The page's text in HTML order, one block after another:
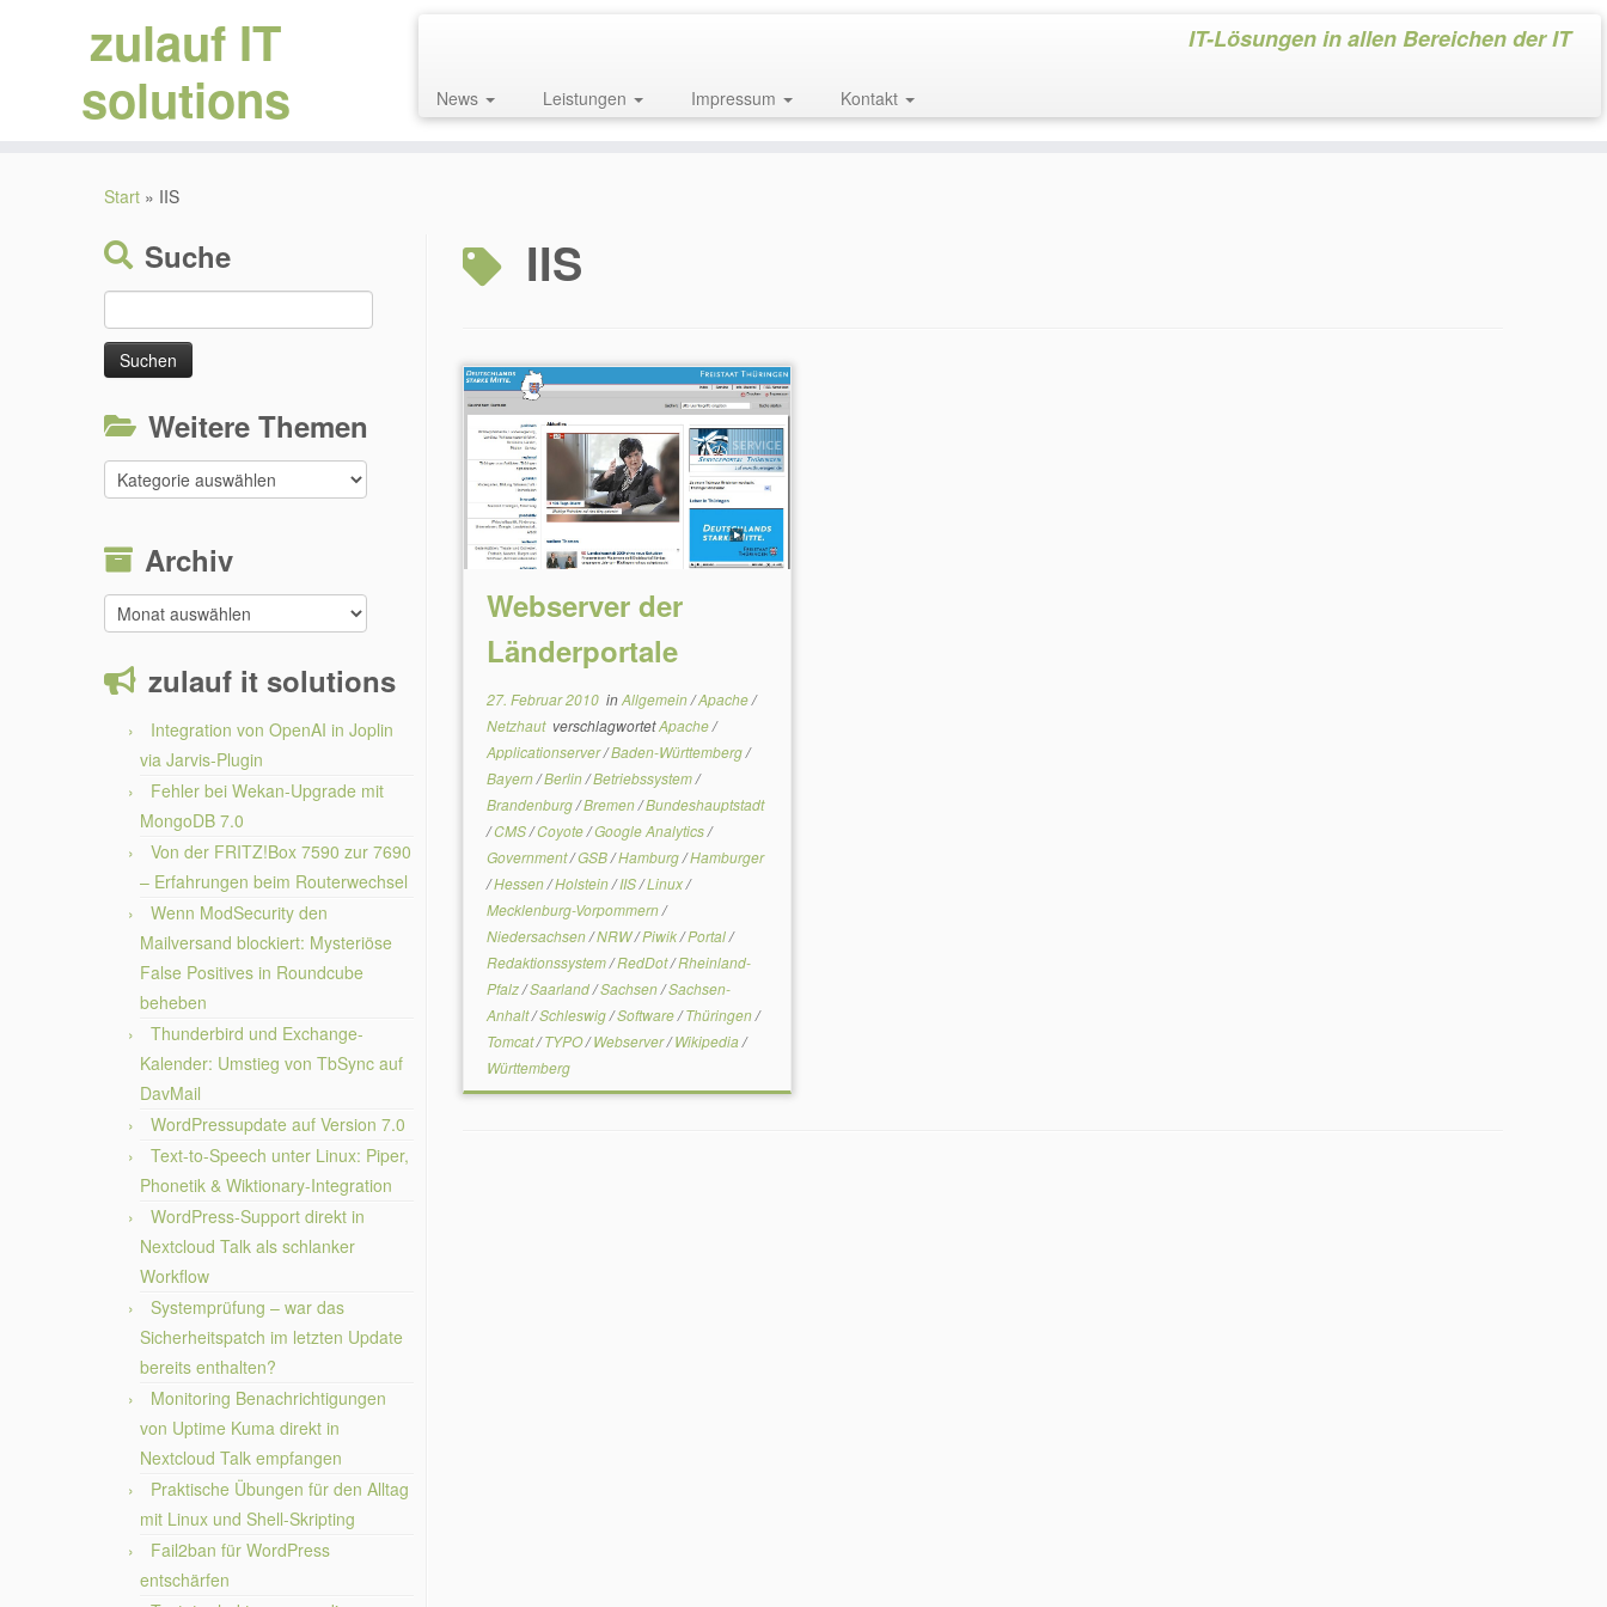
zulauf IT
solutions
IT-Lösungen in allen Bereichen der IT
News Leistungen Impressum Kontakt
Start » IIS
Suche
nach:
Weitere Themen
Weitere
Themen
Archiv
Archiv
zulauf it solutions
Integration von OpenAI in Joplin
via Jarvis-Plugin
Fehler bei Wekan-Upgrade mit
MongoDB 7.0
Von der FRITZ!Box 7590 zur 7690
– Erfahrungen beim Routerwechsel
Wenn ModSecurity den
Mailversand blockiert: Mysteriöse
False Positives in Roundcube
beheben
Thunderbird und Exchange-
Kalender: Umstieg von TbSync auf
DavMail
WordPressupdate auf Version 7.0
Text-to-Speech unter Linux: Piper,
Phonetik & Wiktionary-Integration
WordPress-Support direkt in
Nextcloud Talk als schlanker
Workflow
Systemprüfung – war das
Sicherheitspatch im letzten Update
bereits enthalten?
Monitoring Benachrichtigungen
von Uptime Kuma direkt in
Nextcloud Talk empfangen
Praktische Übungen für den Alltag
mit Linux und Shell-Skripting
Fail2ban für WordPress
entschärfen
IIS
Webserver der
Länderportale
27. Februar 2010 inAllgemein/Apache/
Netzhaut verschlagwortetApache/
Applicationserver/Baden-Württemberg/
Bayern/Berlin/Betriebssystem/
Brandenburg/Bremen/Bundeshauptstadt
/CMS/Coyote/Google Analytics/
Government/GSB/Hamburg/Hamburger
/Hessen/Holstein/IIS/Linux/
Mecklenburg-Vorpommern/
Niedersachsen/NRW/Piwik/Portal/
Redaktionssystem/RedDot/Rheinland-
Pfalz/Saarland/Sachsen/Sachsen-
Anhalt/Schleswig/Software/Thüringen/
Tomcat/TYPO/Webserver/Wikipedia/
Württemberg